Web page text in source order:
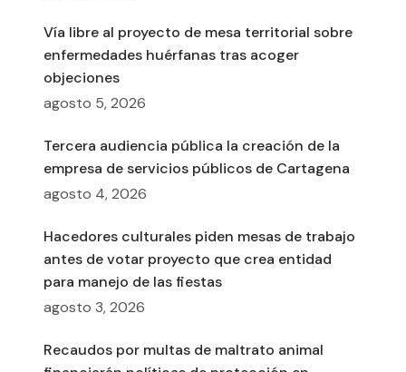
Vía libre al proyecto de mesa territorial sobre
enfermedades huérfanas tras acoger
objeciones
agosto 5, 2026
Tercera audiencia pública la creación de la
empresa de servicios públicos de Cartagena
agosto 4, 2026
Hacedores culturales piden mesas de trabajo
antes de votar proyecto que crea entidad
para manejo de las fiestas
agosto 3, 2026
Recaudos por multas de maltrato animal